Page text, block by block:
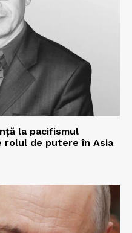
la pacifismul
rolul de putere în Asia